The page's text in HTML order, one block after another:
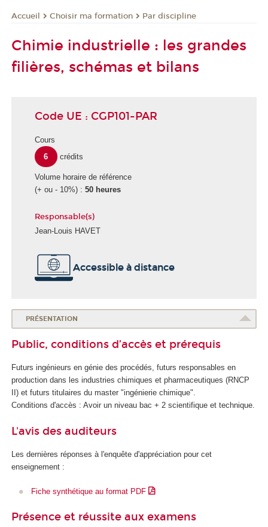
Accueil Choisir ma formation Par discipline
Chimie industrielle : les grandes
filières, schémas et bilans
Code UE : CGP101-PAR
Cours
6
crédits
Volume horaire de référence
(+ ou - 10%) : 50 heures
Responsable(s)
Jean-Louis HAVET
Accessible à distance
PRÉSENTATION
Public, conditions d’accès et prérequis
Futurs ingénieurs en génie des procédés, futurs responsables en
production dans les industries chimiques et pharmaceutiques (RNCP
II) et futurs titulaires du master "ingénierie chimique".
Conditions d'accès : Avoir un niveau bac + 2 scientifique et technique.
L'avis des auditeurs
Les dernières réponses à l'enquête d'appréciation pour cet
enseignement :
Fiche synthétique au format PDF
Présence et réussite aux examens